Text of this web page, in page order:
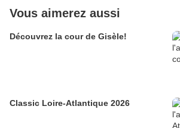
Vous aimerez aussi
Découvrez la cour de Gisèle!
Classic Loire-Atlantique 2026